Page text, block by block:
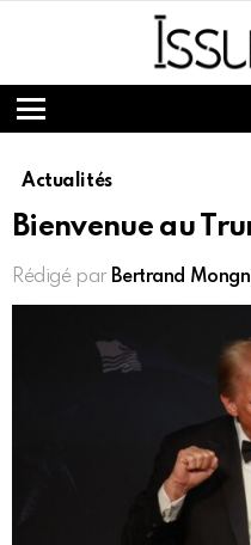
Menu
Actualités
Bienvenue au
Rédigé par Bertrand